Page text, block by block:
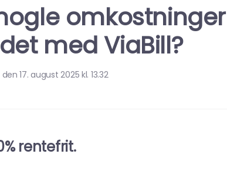
omkostninger
med ViaBill?
17. august 2025 kl. 13.32
rentefrit.